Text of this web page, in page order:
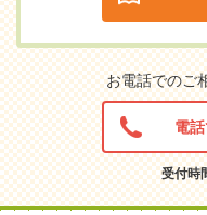
お電話でのご
電
受付時